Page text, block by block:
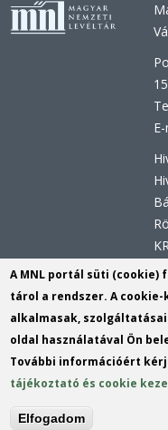
A MNL portál süti (cookie)
tárol a rendszer. A
alkalmasak,
oldal használatával Ön
További információért
tájékoztató és cookie
Elfogadom